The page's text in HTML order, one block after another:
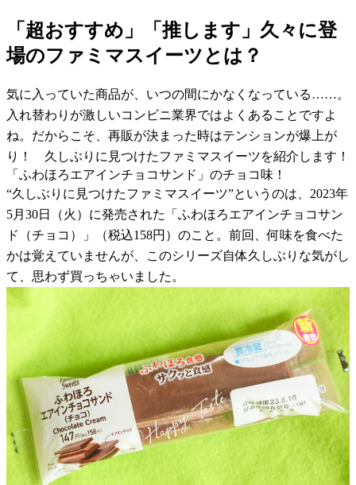
「超おすすめ」「推します」久々に登
場のファミマスイーツとは？
気に入っていた商品が、いつの間にかなくなっている……。
入れ替わりが激しいコンビニ業界ではよくあることですよ
ね。だからこそ、再販が決まった時はテンションが爆上が
り！ 久しぶりに見つけたファミマスイーツを紹介します！
「ふわほろエアインチョコサンド」のチョコ味！
“久しぶりに見つけたファミマスイーツ”というのは、2023年
5月30日（火）に発売された「ふわほろエアインチョコサン
ド（チョコ）」（税込158円）のこと。前回、何味を食べた
かは覚えていませんが、このシリーズ自体久しぶりな気がし
て、思わず買っちゃいました。